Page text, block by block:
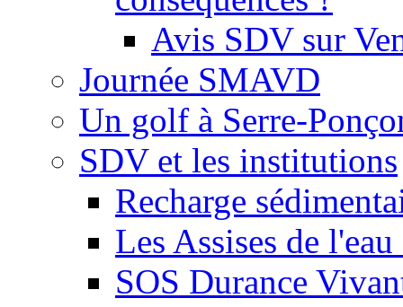
Avis SDV sur
Journée SMAVD
Un golf à Serre-
SDV et les institutions
Recharge
Les Assises de
SOS Durance